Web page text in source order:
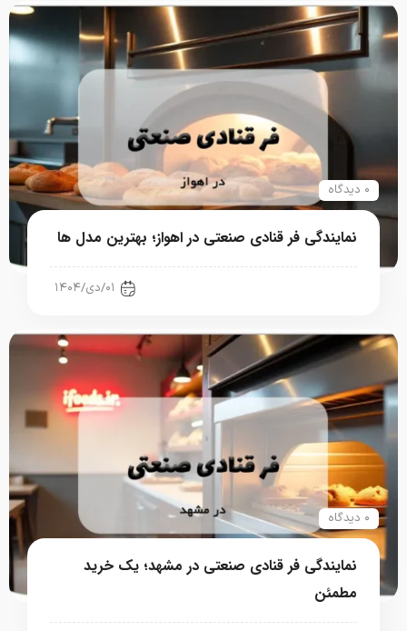
۰ دیدگاه
نمایندگی فر قنادی صنعتی در اهواز؛ بهترین مدل ها
۰۱/دی/۱۴۰۴
۰ دیدگاه
نمایندگی فر قنادی صنعتی در مشهد؛ یک خرید
مطمئن